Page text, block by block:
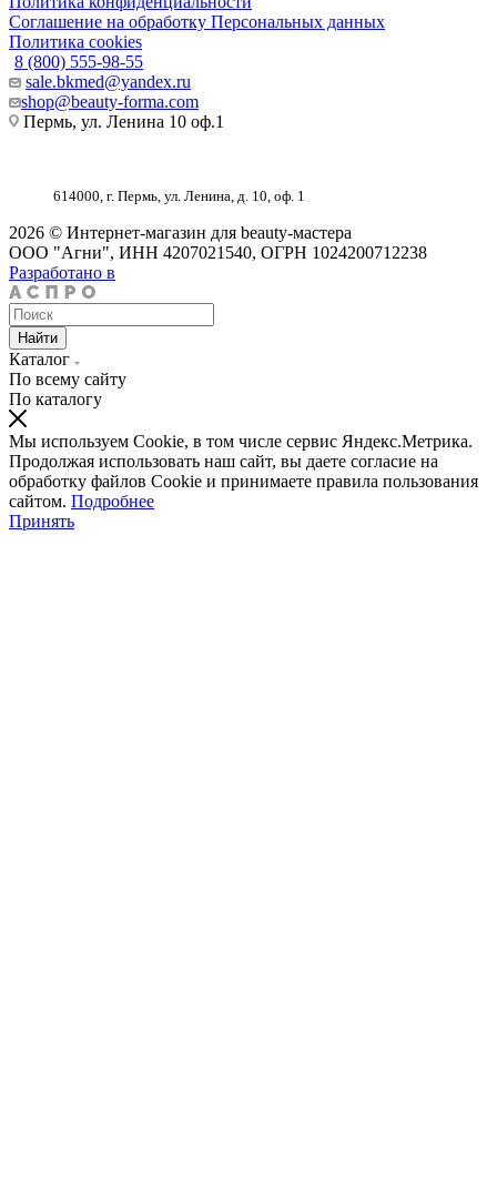
Соглашение на обработку Персональных данных
Политика cookies
8 (800) 555-98-55
sale.bkmed@yandex.ru
shop@beauty-forma.com
Пермь, ул. Ленина 10 оф.1
614000, г. Пермь, ул. Ленина, д. 10, оф. 1
2026 © Интернет-магазин для beauty-мастера
ООО "Агни", ИНН 4207021540, ОГРН 1024200712238
Разработано в
Найти
Каталог
По всему сайту
По каталогу
Мы используем Cookie, в том числе сервис Яндекс.Метрика.
Продолжая использовать наш сайт, вы даете согласие на
обработку файлов Cookie и принимаете правила пользования
сайтом. Подробнее
Принять